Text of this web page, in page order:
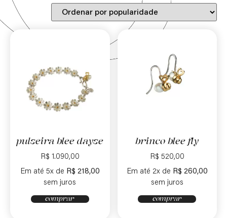
pulseira blee dayse
R$ 1.090,00
Em até 5x de R$ 218,00
sem juros
comprar
brinco blee fly
R$ 520,00
Em até 2x de R$ 260,00
sem juros
comprar